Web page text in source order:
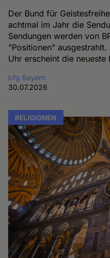
Der Bund für
achtmal im Jahr die
Sendungen werden von
"Positionen"
Uhr erscheint die neueste
bfg Bayern
30.07.2026
RELIGIONEN